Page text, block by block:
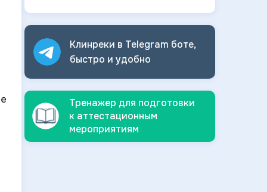
Клинреки в Telegram боте,
быстро и удобно
Тренажер для подготовки
к аттестационным
мероприятиям